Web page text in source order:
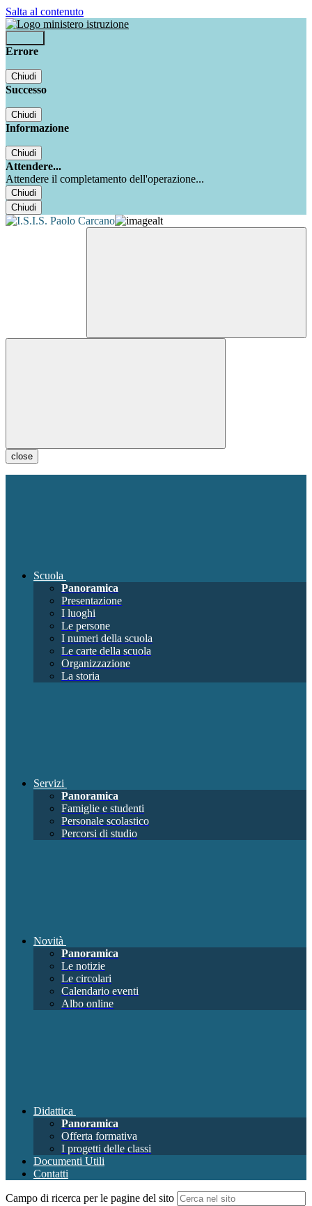
Salta al contenuto
Errore
Chiudi
Successo
Chiudi
Informazione
Chiudi
Attendere...
Attendere il completamento dell'operazione...
Chiudi
Chiudi
close
Scuola
Panoramica
Presentazione
I luoghi
Le persone
I numeri della scuola
Le carte della scuola
Organizzazione
La storia
Servizi
Panoramica
Famiglie e studenti
Personale scolastico
Percorsi di studio
Novità
Panoramica
Le notizie
Le circolari
Calendario eventi
Albo online
Didattica
Panoramica
Offerta formativa
I progetti delle classi
Documenti Utili
Contatti
Campo di ricerca per le pagine del sito